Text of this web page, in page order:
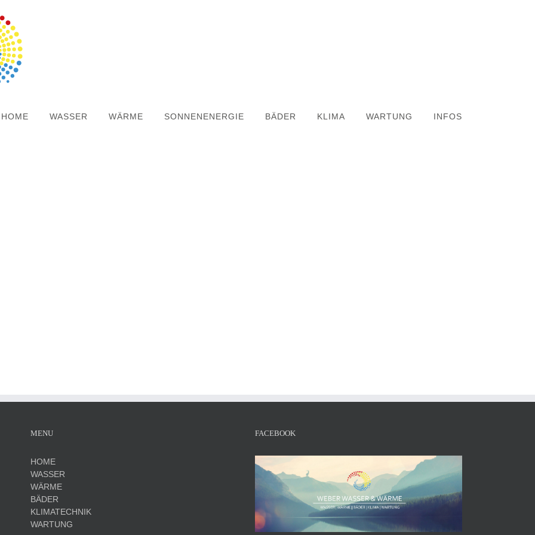
HOME WASSER WÄRME SONNENENERGIE BÄDER KLIMA WARTUNG INFOS
MENU
HOME
WASSER
WÄRME
BÄDER
KLIMATECHNIK
WARTUNG
FACEBOOK